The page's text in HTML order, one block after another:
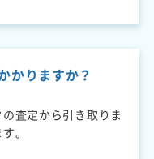
かりますか？
査定から引き取りま
。